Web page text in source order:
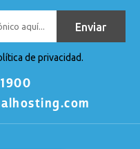
de privacidad.